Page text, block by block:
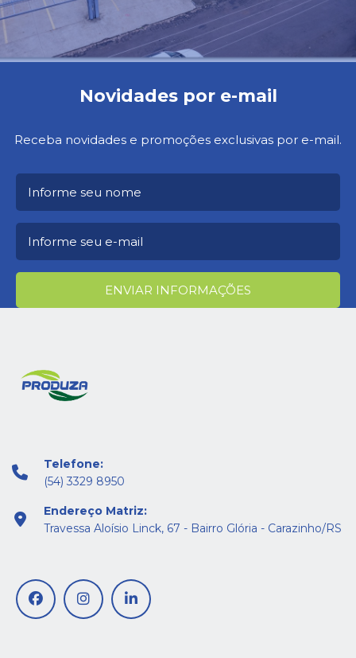
Novidades por e-mail
Receba novidades e promoções exclusivas por e-mail.
ENVIAR INFORMAÇÕES
Telefone:
(54) 3329 8950
Endereço Matriz:
Travessa Aloísio Linck, 67 - Bairro Glória - Carazinho/RS